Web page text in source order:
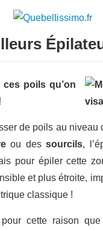
poils qu’on
de poils au niveau
ou dessourcils,
pour épiler cette
et plus étroite,
classique !
pour cette raison